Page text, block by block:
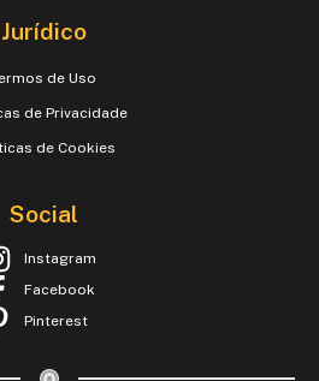
Jurídico
de Uso
de Privacidade
de Cookies
Social
Instagram
Facebook
Pinterest